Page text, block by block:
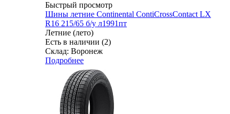
Быстрый просмотр
Шины летние Continental ContiCrossContact LX
R16 215/65 б/у л1991пт
Летние (лето)
Есть в наличии (2)
Склад: Воронеж
Подробнее